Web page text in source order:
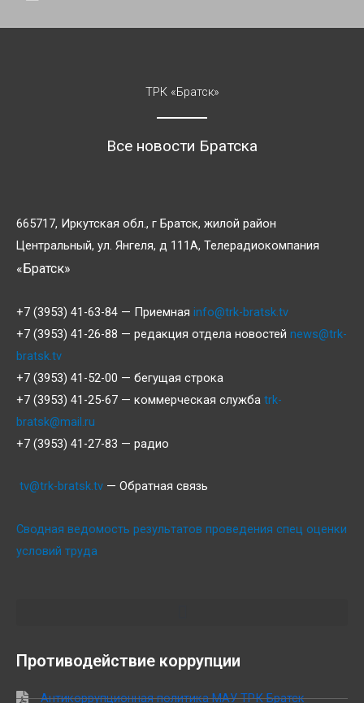
ТРК «Братск»
Все новости Братска
665717, Иркутская обл., г Братск, жилой район
Центральный, ул. Янгеля, д 111А, Телерадиокомпания
«Братск»
+7 (3953) 41-63-84 — Приемная info@trk-bratsk.tv
+7 (3953) 41-26-88 — редакция отдела новостей news@trk-
bratsk.tv
+7 (3953) 41-52-00 — бегущая строка
+7 (3953) 41-25-67 — коммерческая служба trk-
bratsk@mail.ru
+7 (3953) 41-27-83 — радио
tv@trk-bratsk.tv — Обратная связь
Сводная ведомость результатов проведения спец оценки
условий труда
Противодействие коррупции
Антикоррупционная политика МАУ ТРК Братск